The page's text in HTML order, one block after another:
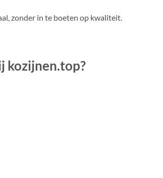
zonder in te boeten op kwaliteit.
kozijnen.top?